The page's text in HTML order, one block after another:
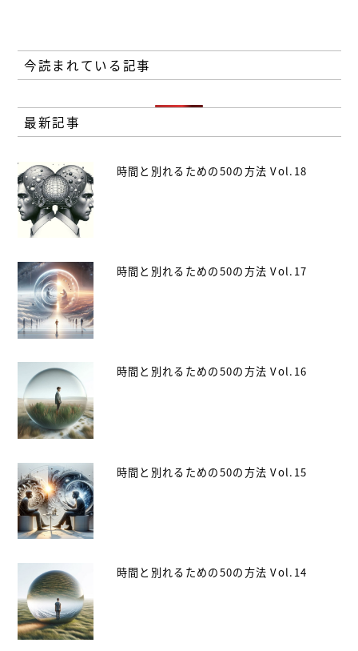
今読まれている記事
最新記事
時間と別れるための50の方法 Vol.18
時間と別れるための50の方法 Vol.17
時間と別れるための50の方法 Vol.16
時間と別れるための50の方法 Vol.15
時間と別れるための50の方法 Vol.14